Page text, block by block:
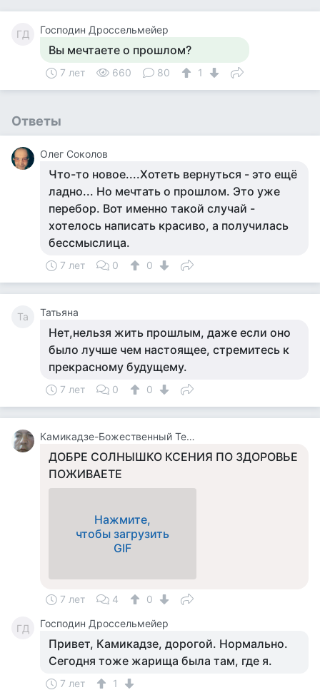
ГД Господин Дроссельмейер
Вы мечтаете о прошлом?
7 лет 660 80 1
Ответы
Олег Соколов
Что-то новое....Хотеть вернуться - это ещё
ладно... Но мечтать о прошлом. Это уже
перебор. Вот именно такой случай -
хотелось написать красиво, а получилась
бессмыслица.
7 лет 0 0
Та Татьяна
Нет,нельзя жить прошлым, даже если оно
было лучше чем настоящее, стремитесь к
прекрасному будущему.
7 лет 0 0
Камикадзе-Божественный Теплый Ветерок
ДОБРЕ СОЛНЫШКО КСЕНИЯ ПО ЗДОРОВЬЕ
ПОЖИВАЕТЕ
Нажмите,
чтобы загрузить
GIF
7 лет 4 0
ГД Господин Дроссельмейер
Привет, Камикадзе, дорогой. Нормально.
Сегодня тоже жарища была там, где я.
7 лет
1